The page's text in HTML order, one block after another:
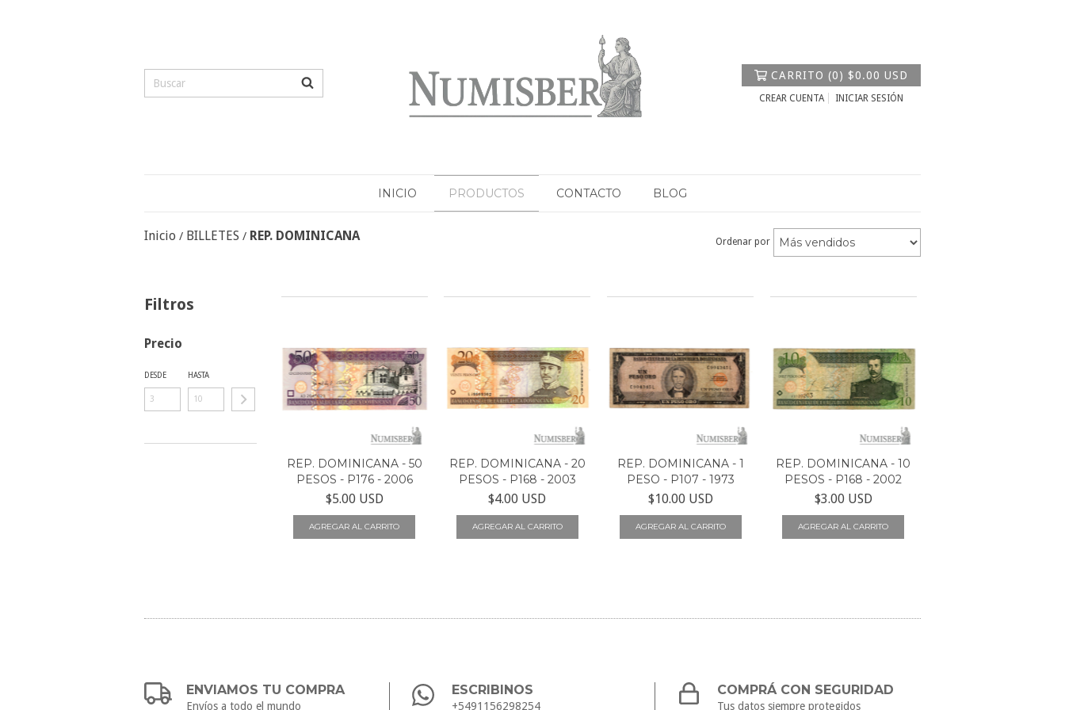
CARRITO (0) $0.00 USD
CREAR CUENTA INICIAR SESIÓN
INICIO PRODUCTOS CONTACTO BLOG
Inicio / BILLETES / REP. DOMINICANA Ordenar por
Filtros
Precio
DESDE HASTA
REP. DOMINICANA - 50
PESOS - P176 - 2006
$5.00 USD
REP. DOMINICANA - 20
PESOS - P168 - 2003
$4.00 USD
REP. DOMINICANA - 1
PESO - P107 - 1973
$10.00 USD
REP. DOMINICANA - 10
PESOS - P168 - 2002
$3.00 USD
ENVIAMOS TU COMPRA
Envíos a todo el mundo
ESCRIBINOS
+5491156298254
COMPRÁ CON SEGURIDAD
Tus datos siempre protegidos